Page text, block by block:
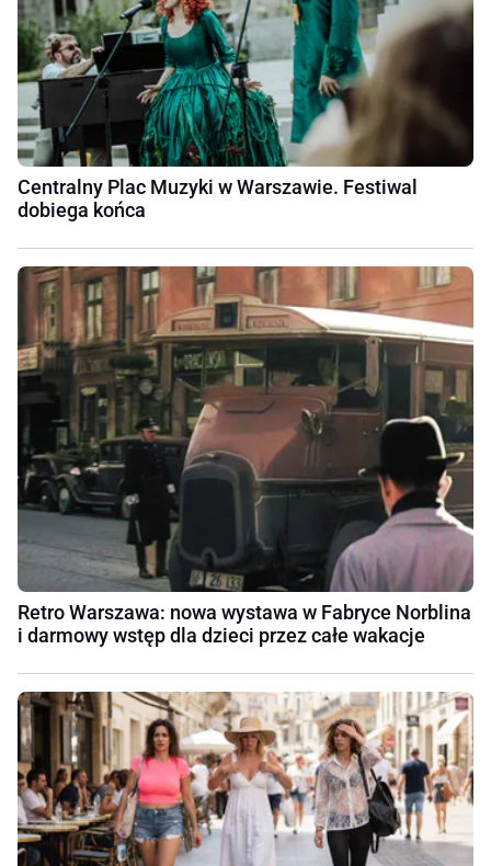
Centralny Plac Muzyki w Warszawie. Festiwal
dobiega końca
Retro Warszawa: nowa wystawa w Fabryce Norblina
i darmowy wstęp dla dzieci przez całe wakacje